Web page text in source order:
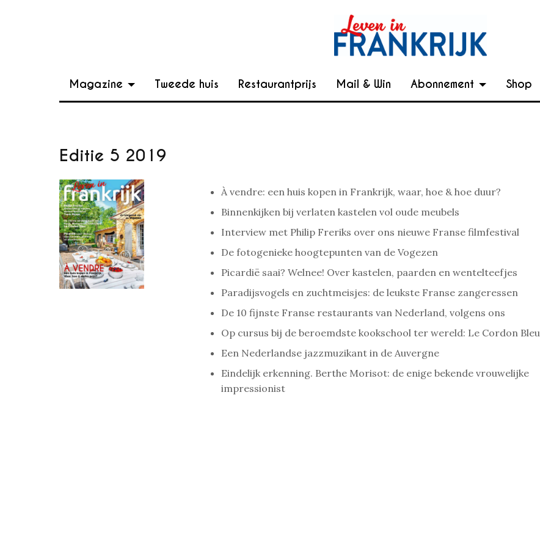
Magazine Tweede huis Restaurantprijs Mail & Win Abonnement Shop
Editie 5 2019
À vendre: een huis kopen in Frankrijk, waar, hoe & hoe duur?
Binnenkijken bij verlaten kastelen vol oude meubels
Interview met Philip Freriks over ons nieuwe Franse filmfestival
De fotogenieke hoogtepunten van de Vogezen
Picardië saai? Welnee! Over kastelen, paarden en wentelteefjes
Paradijsvogels en zuchtmeisjes: de leukste Franse zangeressen
De 10 fijnste Franse restaurants van Nederland, volgens ons
Op cursus bij de beroemdste kookschool ter wereld: Le Cordon Bleu
Een Nederlandse jazzmuzikant in de Auvergne
Eindelijk erkenning. Berthe Morisot: de enige bekende vrouwelijke
impressionist